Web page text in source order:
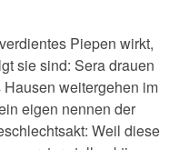
Piepen wirkt,
sie sind: Sera drauen
weitergehen im
eigen nennen der
Weil diese